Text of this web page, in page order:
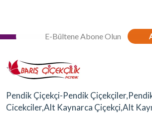
Pendik Çiçekçi-Pendik
Cicekciler,Alt Kaynarca Çiçekçi,Alt